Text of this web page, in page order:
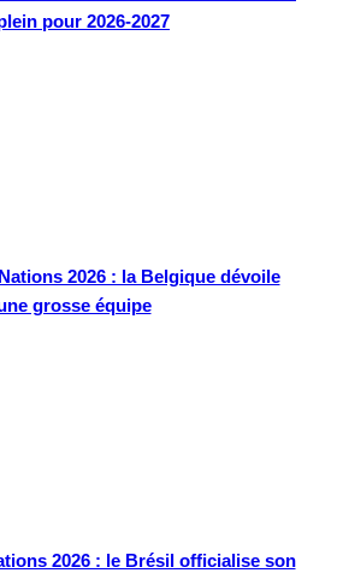
pour 2026-2027
2026 : la Belgique dévoile
grosse équipe
2026 : le Brésil officialise son